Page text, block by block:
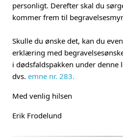
personligt. Derefter skal du
kommer frem til
Skulle du ønske det, kan du
erklæring med
i dødsfaldspakken under denne
dvs. emne nr. 283.
Med venlig hilsen
Erik Frodelund